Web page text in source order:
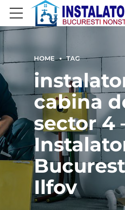
HOME TAG
cabina
sector 4
Ilfov